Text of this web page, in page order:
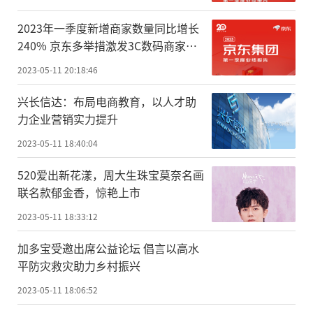
2023年一季度新增商家数量同比增长
240% 京东多举措激发3C数码商家活
力
2023-05-11 20:18:46
兴长信达：布局电商教育，以人才助
力企业营销实力提升
2023-05-11 18:40:04
520爱出新花漾，周大生珠宝莫奈名画
联名款郁金香，惊艳上市
2023-05-11 18:33:12
加多宝受邀出席公益论坛 倡言以高水
平防灾救灾助力乡村振兴
2023-05-11 18:06:52